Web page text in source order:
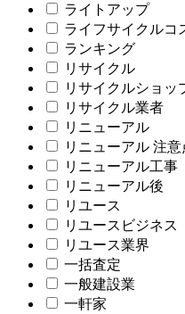
ライトアップ
ライフサイクルコ
ランキング
リサイクル
リサイクルショッ
リサイクル業者
リニューアル
リニューアル 注意
リニューアル工事
リニューアル後
リユース
リユースビジネス
リユース業界
一括査定
一般建設業
一軒家